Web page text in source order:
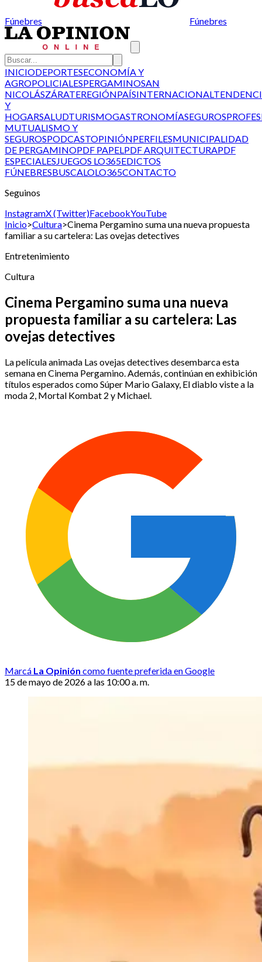
Fúnebres Fúnebres
INICIODEPORTESECONOMÍA Y
AGROPOLICIALESPERGAMINOSAN
NICOLÁSZÁRATEREGIÓNPAÍSINTERNACIONAL
Y
HOGARSALUDTURISMOGASTRONOMÍASEGUROS
MUTUALISMO Y
SEGUROSPODCASTOPINIÓNPERFILESMUNICIPALIDAD
DE PERGAMINOPDF PAPELPDF ARQUITECTURAPDF
ESPECIALESJUEGOS LO365EDICTOS
FÚNEBRESBUSCALOLO365CONTACTO
Seguinos
InstagramX (Twitter)FacebookYouTube
Inicio>Cultura>Cinema Pergamino suma una nueva propuesta
familiar a su cartelera: Las ovejas detectives
Entretenimiento
Cultura
Cinema Pergamino suma una nueva
propuesta familiar a su cartelera: Las
ovejas detectives
La película animada Las ovejas detectives desembarca esta
semana en Cinema Pergamino. Además, continúan en exhibición
títulos esperados como Súper Mario Galaxy, El diablo viste a la
moda 2, Mortal Kombat 2 y Michael.
Marcá La Opinión como fuente preferida en Google
15 de mayo de 2026 a las 10:00 a. m.